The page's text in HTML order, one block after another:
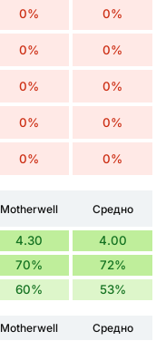
0% 0%
0% 0%
0% 0%
0% 0%
0% 0%
Motherwell Средно
4.30 4.00
70% 72%
60% 53%
Motherwell Средно